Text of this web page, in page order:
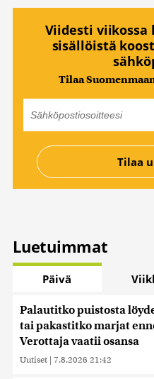
Viidesti
sisällöistä
Tilaa
Luetuimmat
Päivä
Palautitko puistosta
tai pakastitko marjat
Verottaja vaatii osansa
Uutiset | 7.8.2026 21:42